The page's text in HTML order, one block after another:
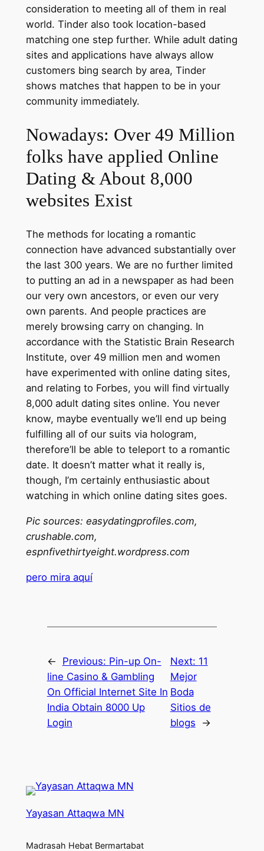
consideration to meeting all of them in real
world. Tinder also took location-based
matching one step further. While adult dating
sites and applications have always allow
customers bing search by area, Tinder
shows matches that happen to be in your
community immediately.
Nowadays: Over 49 Million
folks have applied Online
Dating & About 8,000
websites Exist
The methods for locating a romantic
connection have advanced substantially over
the last 300 years. We are no further limited
to putting an ad in a newspaper as had been
our very own ancestors, or even our very
own parents. And people practices are
merely browsing carry on changing. In
accordance with the Statistic Brain Research
Institute, over 49 million men and women
have experimented with online dating sites,
and relating to Forbes, you will find virtually
8,000 adult dating sites online. You never
know, maybe eventually we’ll end up being
fulfilling all of our suits via hologram,
therefore’ll be able to teleport to a romantic
date. It doesn’t matter what it really is,
though, I’m certainly enthusiastic about
watching in which online dating sites goes.
Pic sources: easydatingprofiles.com,
crushable.com,
espnfivethirtyeight.wordpress.com
pero mira aquí
← Previous: Pin-up On-
line Casino & Gambling
On Official Internet Site In
India Obtain 8000 Up
Login
Next: 11
Mejor
Boda
Sitios de
blogs
→
Yayasan Attaqwa MN
Madrasah Hebat Bermartabat